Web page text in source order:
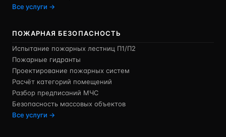
Все услуги →
ПОЖАРНАЯ БЕЗОПАСНОСТЬ
Испытание пожарных лестниц П1/П2
Пожарные гидранты
Проектирование пожарных систем
Расчёт категорий помещений
Разбор предписаний МЧС
Безопасность массовых объектов
Все услуги →